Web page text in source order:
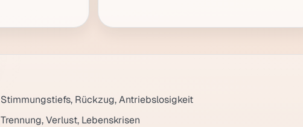
Stimmungstiefs, Rückzug, Antriebslosigkeit
Trennung, Verlust, Lebenskrisen